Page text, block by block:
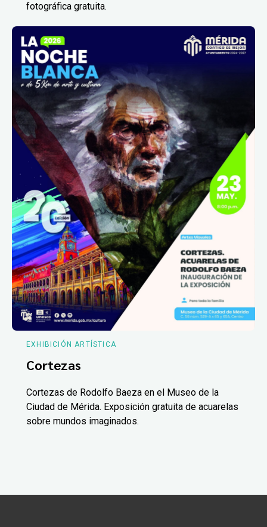
fotográfica gratuita.
EXHIBICIÓN ARTÍSTICA
Cortezas
Cortezas de Rodolfo Baeza en el Museo de la
Ciudad de Mérida. Exposición gratuita de acuarelas
sobre mundos imaginados.